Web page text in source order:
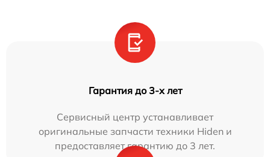
Гарантия до 3-х лет
Сервисный центр устанавливает
оригинальные запчасти техники Hiden и
предоставляет гарантию до 3 лет.